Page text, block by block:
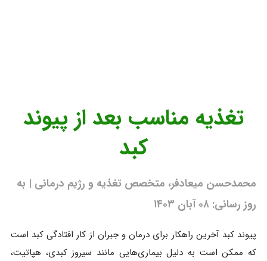
تغذیه مناسب بعد از پیوند
کبد
محمدحسن میعادفر، متخصص تغذیه و رژیم درمانی | به
روز رسانی: ۰۸ آبان ۱۴۰۳
پیوند کبد آخرین راهکار برای درمان و جبران از کار افتادگی کبد است
که ممکن است به دلیل بیماری‌هایی مانند سیروز کبدی، هپاتیت،